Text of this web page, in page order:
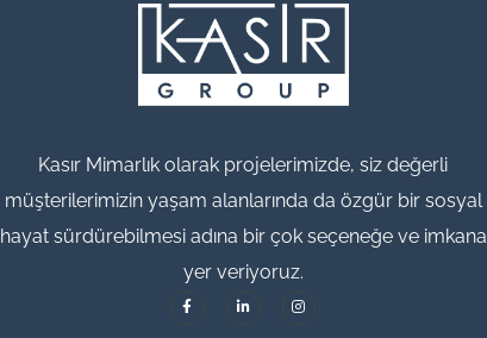
Kasır Mimarlık olarak projelerimizde, siz değerli
müşterilerimizin yaşam alanlarında da özgür bir sosyal
hayat sürdürebilmesi adına bir çok seçeneğe ve imkana
yer veriyoruz.